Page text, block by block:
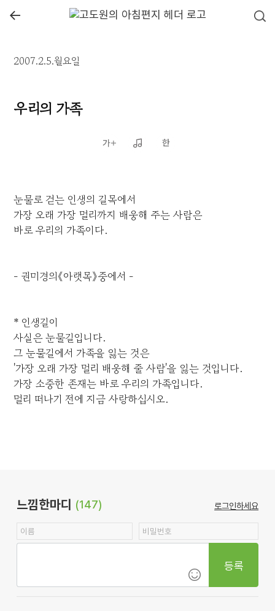
←
2007.2.5.월요일
우리의 가족
눈물로 걷는 인생의 길목에서
가장 오래 가장 멀리까지 배웅해 주는 사람은
바로 우리의 가족이다.
- 권미경의《아랫목》중에서 -
* 인생길이
사실은 눈물길입니다.
그 눈물길에서 가족을 잃는 것은
'가장 오래 가장 멀리 배웅해 줄 사람'을 잃는 것입니다.
가장 소중한 존재는 바로 우리의 가족입니다.
멀리 떠나기 전에 지금 사랑하십시오.
느낌한마디 (147) 로그인하세요
등록